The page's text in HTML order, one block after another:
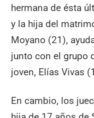
hermana de ésta
y la hija del
Moyano (21),
junto con el grupo
joven, Elías Vivas
En cambio, los